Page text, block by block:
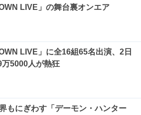
LIVE」の舞台裏オンエア
LIVE」に全16組65名出演、2日
万5000人が熱狂
もにぎわす「デーモン・ハンター